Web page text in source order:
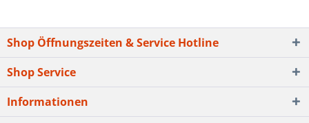
Shop Öffnungszeiten & Service Hotline
Shop Service
Informationen